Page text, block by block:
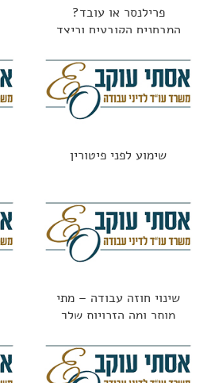
פרילנסר או עובד?
המבחנים הקובעים וכיצד
שימוע לפני פיטורין
שינוי חוזה עבודה – מתי
מותר ומה הזכויות שלך